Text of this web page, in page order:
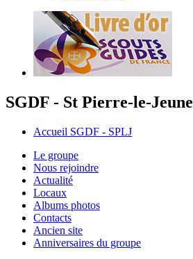
SGDF - St Pierre-le-Jeune
Accueil SGDF - SPLJ
Le groupe
Nous rejoindre
Actualité
Locaux
Albums photos
Contacts
Ancien site
Anniversaires du groupe